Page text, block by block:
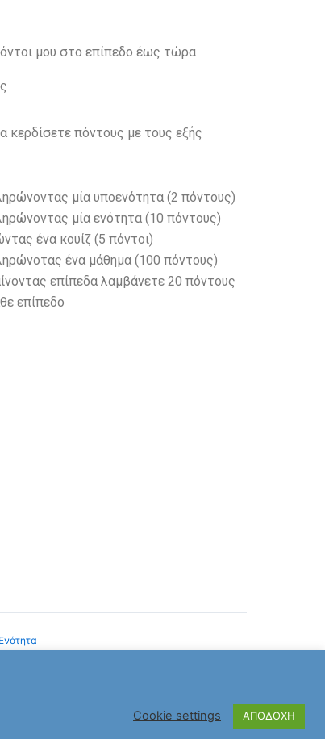
μου στο επίπεδο έως τώρα
κερδίσετε πόντους με τους εξής
μία υποενότητα (2 πόντους)
μία ενότητα (10 πόντους)
ένα κουίζ (5 πόντοι)
ένα μάθημα (100 πόντους)
επίπεδα λαμβάνετε 20 πόντους
επίπεδο
Cookie settings ΑΠΟΔΟΧΗ